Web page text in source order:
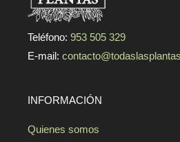
Teléfono: 953 505 329
E-mail:
INFORMACIÓN
Quienes somos